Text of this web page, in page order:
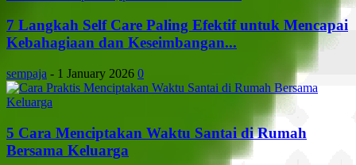
7 Langkah Self Care Paling Efektif untuk Mencapai
Kebahagiaan dan Keseimbangan...
sempaja - 1 January 2026 0
5 Cara Menciptakan Waktu Santai di Rumah
Bersama Keluarga